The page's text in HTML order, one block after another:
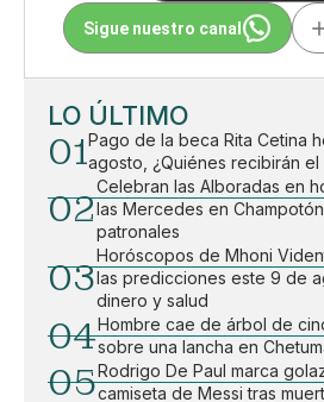
Sigue nuestro canal
LO ÚLTIMO
01Pago de la beca Rita Cetina
agosto, ¿Quiénes recibirán
02
Celebran las Alboradas en
las Mercedes en
patronales
03
Horóscopos de Mhoni
las predicciones este 9 de
dinero y salud
04Hombre cae de árbol de
sobre una lancha en
05Rodrigo De Paul marca
camiseta de Messi tras